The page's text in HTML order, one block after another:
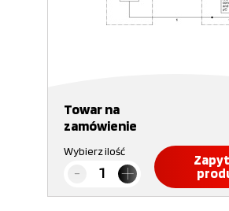
Towar na
zamówienie
Wybierz ilość